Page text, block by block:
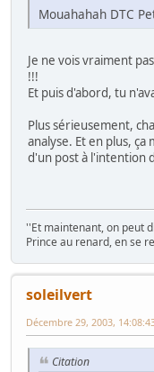
Mouahahah DTC
Je ne vois vraiment
!!!
Et puis d'abord, tu
Plus sérieusement,
analyse. Et en plus,
d'un post à l'intention
''Et maintenant, on peut
Prince au renard, en se
soleilvert
Décembre 29, 2003,
Citation